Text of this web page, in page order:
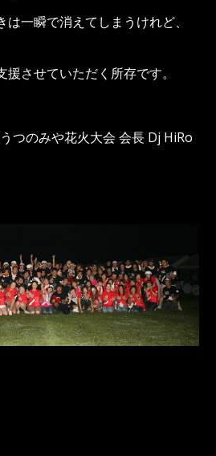
一瞬で消えてしまうけれど、
させていただく所存です。
つのみや花火大会 会長 Dj HiRo